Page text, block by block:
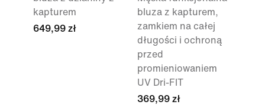
kapturem
649,99 zł
bluza z kapturem,
zamkiem na całej
długości i ochroną
przed
promieniowaniem
UV Dri-FIT
369,99 zł